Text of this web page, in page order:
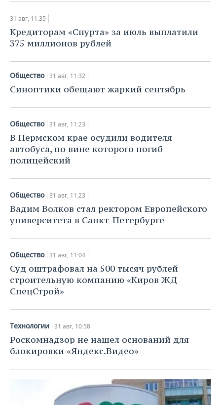
31 авг, 11:35
Кредиторам «Спурта» за июль выплатили
375 миллионов рублей
Общество 31 авг, 11:32
Синоптики обещают жаркий сентябрь
Общество 31 авг, 11:23
В Пермском крае осудили водителя
автобуса, по вине которого погиб
полицейский
Общество 31 авг, 11:23
Вадим Волков стал ректором Европейского
университета в Санкт-Петербурге
Общество 31 авг, 11:04
Суд оштрафовал на 500 тысяч рублей
строительную компанию «Киров ЖД
СпецСтрой»
Технологии 31 авг, 10:58
Роскомнадзор не нашел оснований для
блокировки «Яндекс.Видео»